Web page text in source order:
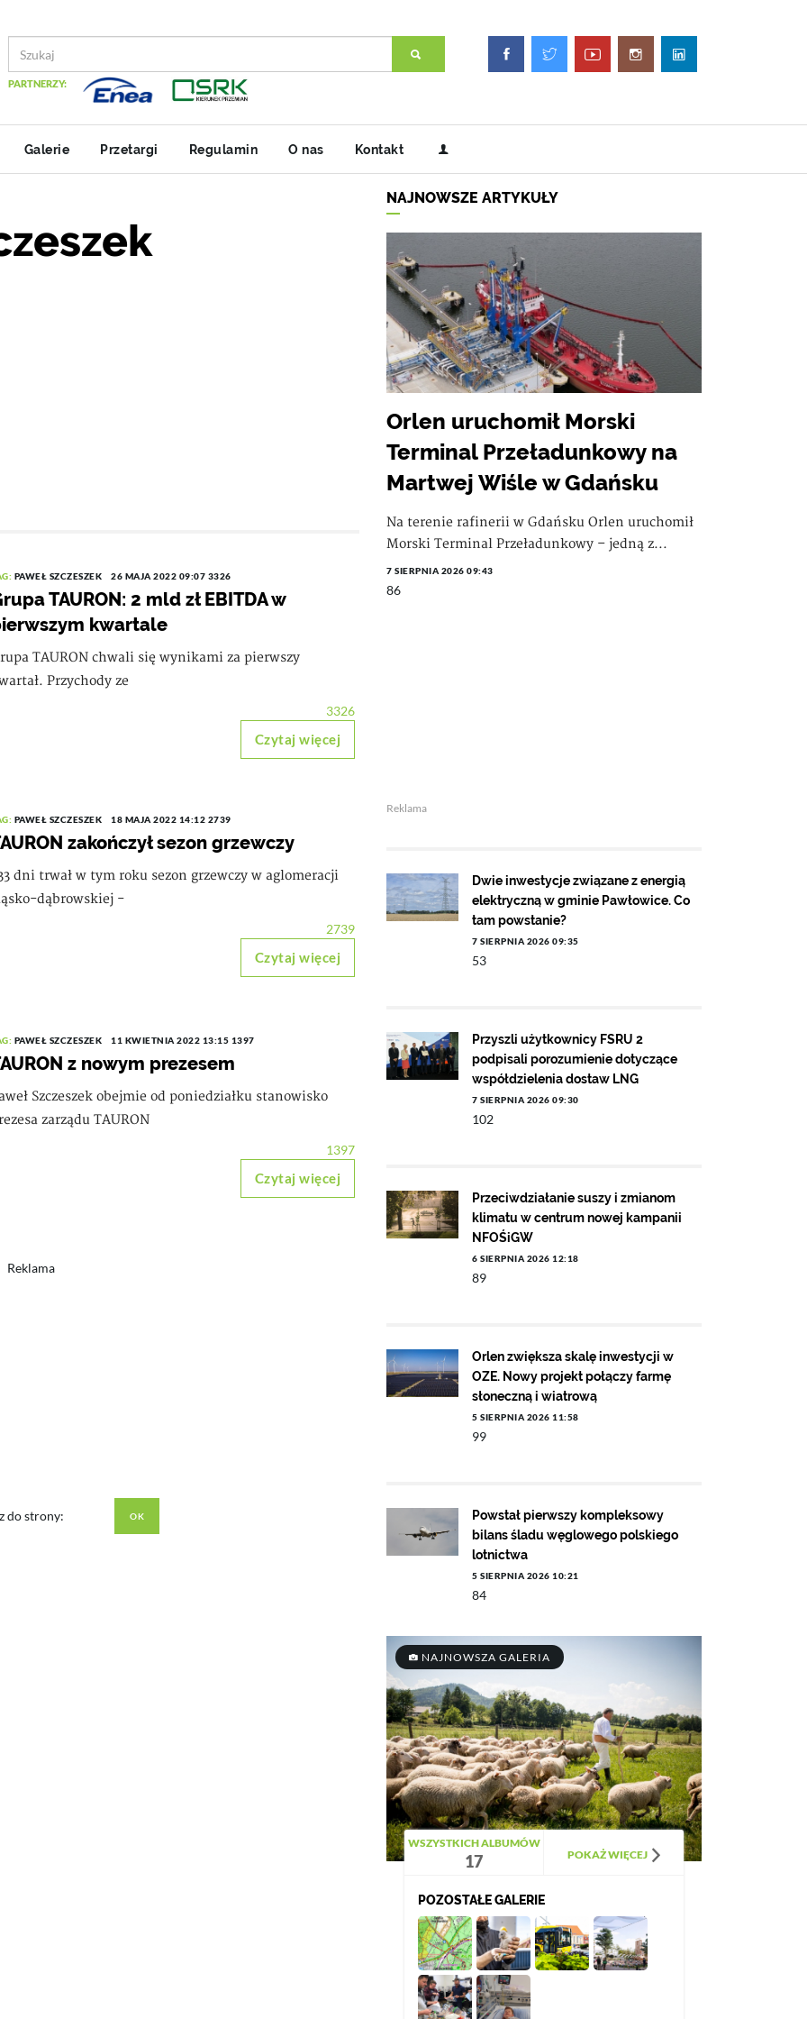
PARTNERZY:
Galerie Przetargi Regulamin O nas Kontakt
PAWEŁ SZCZESZEK 26 MAJA 2022 09:07 3326
TAURON: 2 mld zł EBITDA w
kwartale
TAURON chwali się wynikami za pierwszy
Przychody ze
3326
Czytaj więcej
PAWEŁ SZCZESZEK 18 MAJA 2022 14:12 2739
zakończył sezon grzewczy
dni trwał w tym roku sezon grzewczy w aglomeracji
dąbrowskiej -
2739
Czytaj więcej
PAWEŁ SZCZESZEK 11 KWIETNIA 2022 13:15 1397
z nowym prezesem
Szczeszek obejmie od poniedziałku stanowisko
zarządu TAURON
1397
Czytaj więcej
Reklama
do strony:
NAJNOWSZE ARTYKUŁY
Orlen uruchomił Morski
Terminal Przeładunkowy na
Martwej Wiśle w Gdańsku
Na terenie rafinerii w Gdańsku Orlen uruchomił
Morski Terminal Przeładunkowy – jedną z...
7 SIERPNIA 2026 09:43
86
Reklama
Dwie inwestycje związane z energią
elektryczną w gminie Pawłowice. Co
tam powstanie?
7 SIERPNIA 2026 09:35
53
Przyszli użytkownicy FSRU 2
podpisali porozumienie dotyczące
współdzielenia dostaw LNG
7 SIERPNIA 2026 09:30
102
Przeciwdziałanie suszy i zmianom
klimatu w centrum nowej kampanii
NFOŚiGW
6 SIERPNIA 2026 12:18
89
Orlen zwiększa skalę inwestycji w
OZE. Nowy projekt połączy farmę
słoneczną i wiatrową
5 SIERPNIA 2026 11:58
99
Powstał pierwszy kompleksowy
bilans śladu węglowego polskiego
lotnictwa
5 SIERPNIA 2026 10:21
84
NAJNOWSZA GALERIA
WSZYSTKICH ALBUMÓW
17 POKAŻ WIĘCEJ
POZOSTAŁE GALERIE